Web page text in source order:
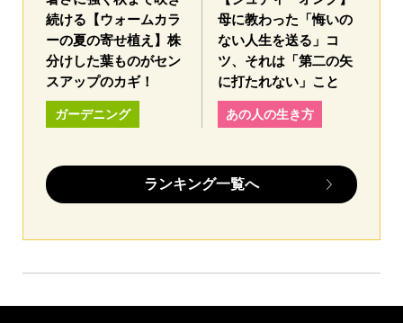
続ける【ウォームカラ
ーの夏の寄せ植え】株
分けした葉ものがセン
スアップのカギ！
ガーデニング
母に教わった「悔いの
ない人生を送る」コ
ツ、それは「第二の矢
に打たれない」こと
あの人の生き方
ランキング一覧へ